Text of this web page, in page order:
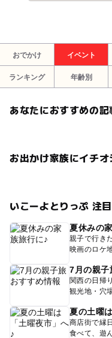
おでかけ イベント
ランキング 年齢別
あなたにおすすめの記
お出かけ家族にイチ
いこーよとりっぷ 注
夏休みの
親子で行き
映画のロケ
7月の親子
関西の日帰
観光地・穴
夏の土曜
商店街で縁
食べて、遊